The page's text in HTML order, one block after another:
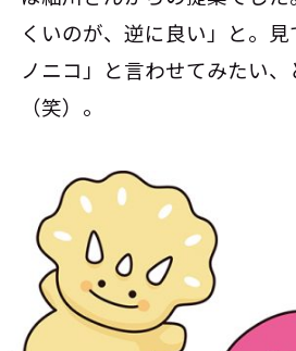
くいのが、逆に良い」と。
ノニコ」と言わせてみたい
（笑）。